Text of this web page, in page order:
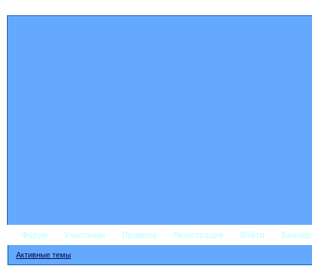
Форум Участники Правила Регистрация Войти
Активные темы